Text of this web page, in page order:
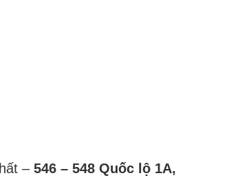
– 546 – 548 Quốc lộ 1A,